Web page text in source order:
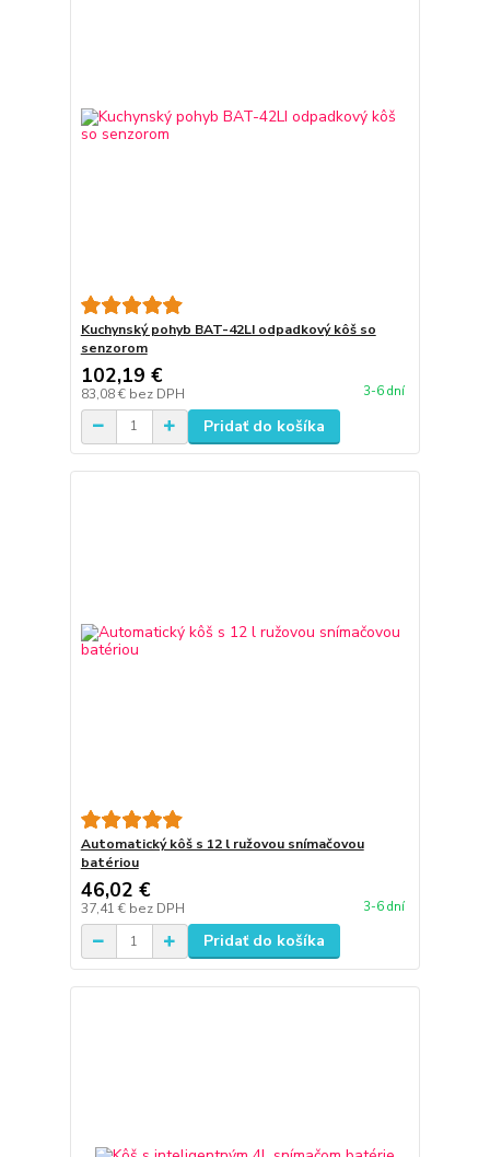
Kuchynský pohyb BAT-42LI odpadkový kôš so
senzorom
102,19 €
83,08 € bez DPH 3-6 dní
Pridať do košíka
Automatický kôš s 12 l ružovou snímačovou
batériou
46,02 €
37,41 € bez DPH 3-6 dní
Pridať do košíka